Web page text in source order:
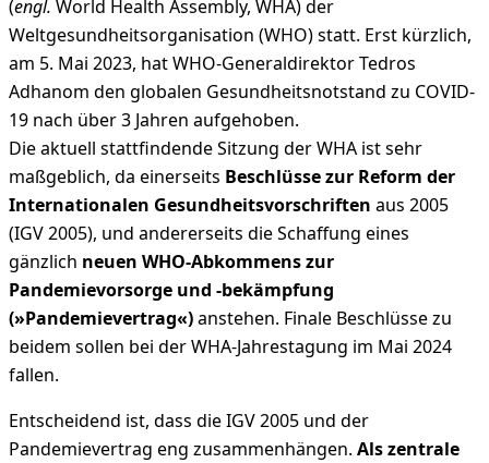
(engl. World Health Assembly, WHA) der
Weltgesundheitsorganisation (WHO) statt. Erst kürzlich,
am 5. Mai 2023, hat WHO-Generaldirektor Tedros
Adhanom den globalen Gesundheitsnotstand zu COVID-
19 nach über 3 Jahren aufgehoben.
Die aktuell stattfindende Sitzung der WHA ist sehr
maßgeblich, da einerseits Beschlüsse zur Reform der
Internationalen Gesundheitsvorschriften aus 2005
(IGV 2005), und andererseits die Schaffung eines
gänzlich neuen WHO-Abkommens zur
Pandemievorsorge und -bekämpfung
(»Pandemievertrag«)anstehen. Finale Beschlüsse zu
beidem sollen bei der WHA-Jahrestagung im Mai 2024
fallen.
Entscheidend ist, dass die IGV 2005 und der
Pandemievertrag eng zusammenhängen. Als zentrale